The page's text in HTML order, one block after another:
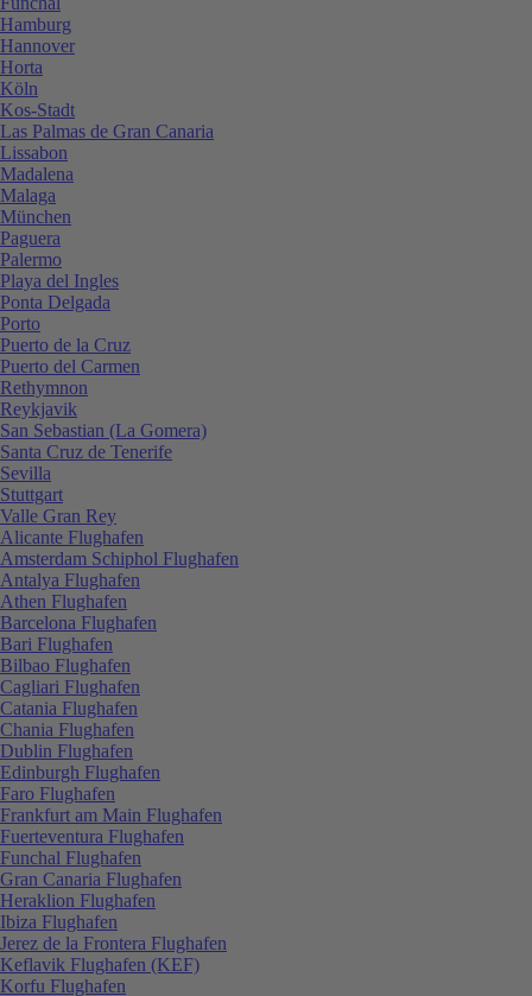
Hamburg
Hannover
Horta
Köln
Kos-Stadt
Las Palmas de Gran Canaria
Lissabon
Madalena
Malaga
München
Paguera
Palermo
Playa del Ingles
Ponta Delgada
Porto
Puerto de la Cruz
Puerto del Carmen
Rethymnon
Reykjavik
San Sebastian (La Gomera)
Santa Cruz de Tenerife
Sevilla
Stuttgart
Valle Gran Rey
Alicante Flughafen
Amsterdam Schiphol Flughafen
Antalya Flughafen
Athen Flughafen
Barcelona Flughafen
Bari Flughafen
Bilbao Flughafen
Cagliari Flughafen
Catania Flughafen
Chania Flughafen
Dublin Flughafen
Edinburgh Flughafen
Faro Flughafen
Frankfurt am Main Flughafen
Fuerteventura Flughafen
Funchal Flughafen
Gran Canaria Flughafen
Heraklion Flughafen
Ibiza Flughafen
Jerez de la Frontera Flughafen
Keflavik Flughafen (KEF)
Korfu Flughafen